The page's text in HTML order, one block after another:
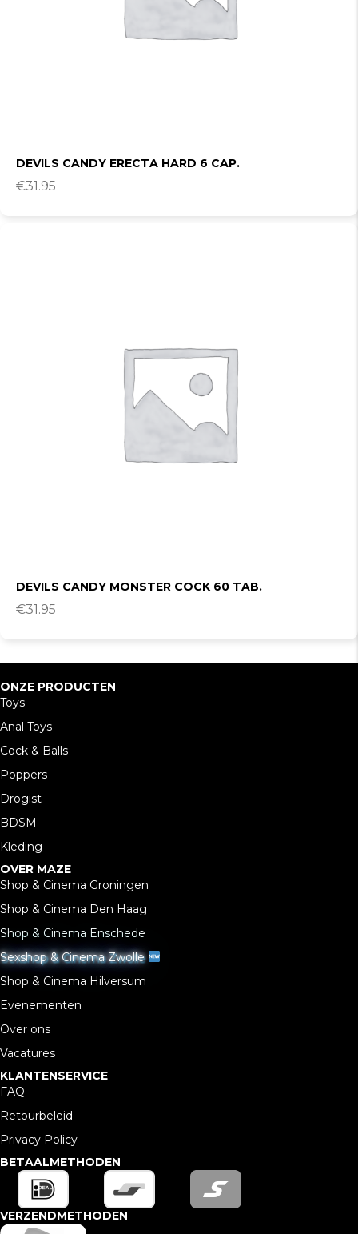
DEVILS CANDY ERECTA HARD 6 CAP.
€31.95
DEVILS CANDY MONSTER COCK 60 TAB.
€31.95
ONZE PRODUCTEN
Toys
Anal Toys
Cock & Balls
Poppers
Drogist
BDSM
Kleding
OVER MAZE
Shop & Cinema Groningen
Shop & Cinema Den Haag
Shop & Cinema Enschede
Sexshop & Cinema Zwolle
Shop & Cinema Hilversum
Evenementen
Over ons
Vacatures
KLANTENSERVICE
FAQ
Retourbeleid
Privacy Policy
BETAALMETHODEN
VERZENDMETHODEN